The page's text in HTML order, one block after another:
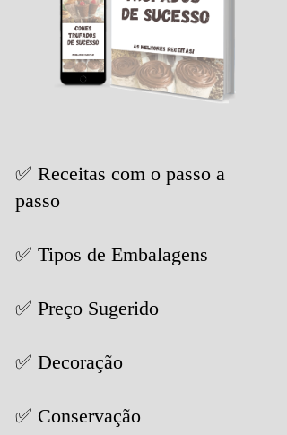
✅ Receitas com o passo a
passo
✅ Tipos de Embalagens
✅ Preço Sugerido
✅ Decoração
✅ Conservação